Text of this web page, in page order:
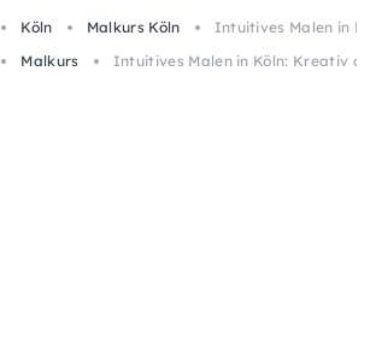
Köln Malkurs Köln
Intuitives Malen in
Malkurs Intuitives Malen in Köln: Kreativ